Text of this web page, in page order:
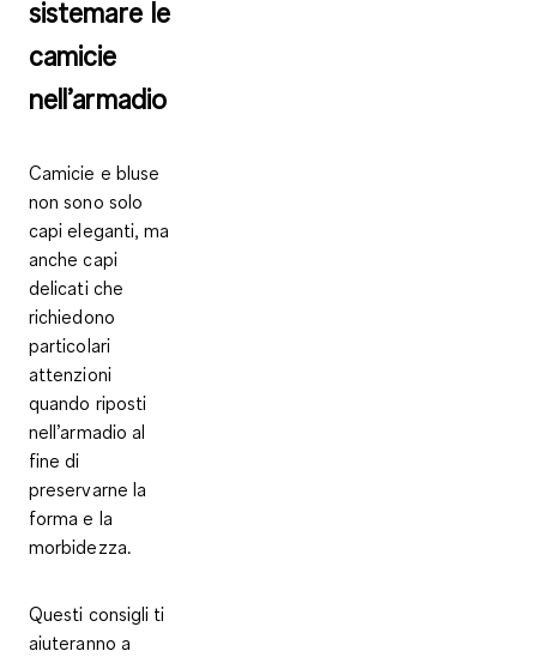
sistemare le
camicie
nell’armadio
Camicie e bluse
non sono solo
capi eleganti, ma
anche capi
delicati che
richiedono
particolari
attenzioni
quando riposti
nell’armadio al
fine di
preservarne la
forma e la
morbidezza.
Questi consigli ti
aiuteranno a